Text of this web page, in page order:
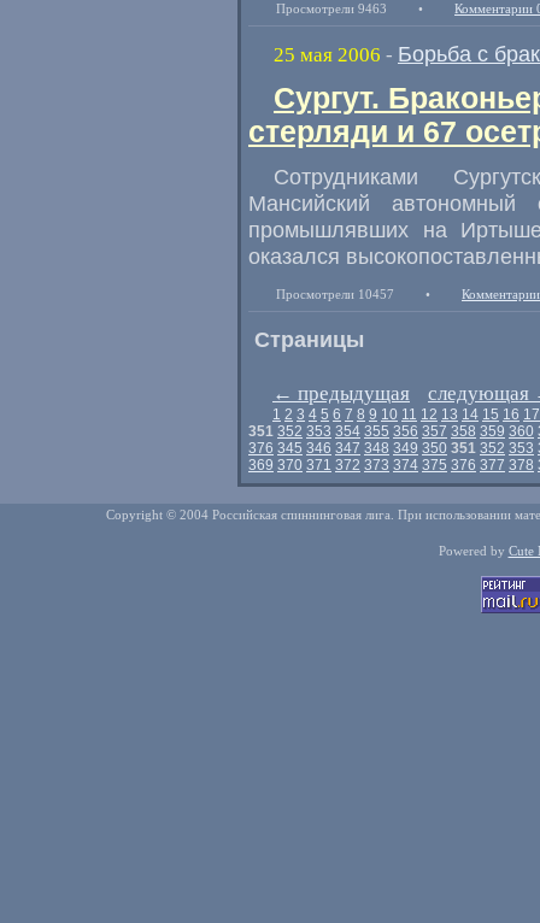
Просмотрели 9463 • Комментарии
25 мая 2006 - Борьба с
Сургут.
стерляди и 67
Сотрудниками
Мансийский автономный
промышлявших на
оказался
Просмотрели 10457 •
Страницы
← предыдущая следующая
1 2 3 4 5 6 7 8 9 10 11 12 13 14 15 16 17
351 352 353 354 355 356 357 358 359 360
376 345 346 347 348 349 350 351 352 353
369 370 371 372 373 374 375 376 377 378
Copyright © 2004 Российская спиннинговая лига. При использовании
Powered by Cute